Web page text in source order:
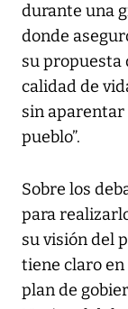
durante una
donde
su propuesta
calidad de
sin aparentar
pueblo”.
Sobre los
para
su visión del
tiene claro
plan de